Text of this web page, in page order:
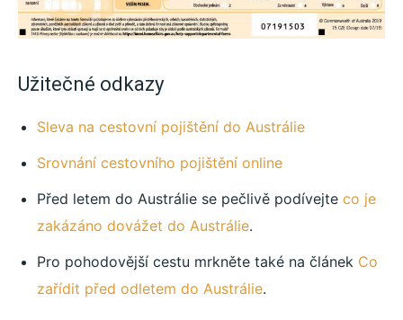
Užitečné odkazy
Sleva na cestovní pojištění do Austrálie
Srovnání cestovního pojištění online
Před letem do Austrálie se pečlivě podívejte co je
zakázáno dovážet do Austrálie.
Pro pohodovější cestu mrkněte také na článek Co
zařídit před odletem do Austrálie.